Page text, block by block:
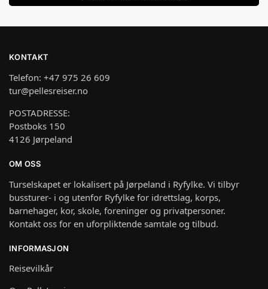
KONTAKT
Telefon: +47 975 26 609
tur@pellesreiser.no
POSTADRESSE:
Postboks 150
4126 Jørpeland
OM OSS
Turselskapet er lokalisert på Jørpeland i Ryfylke. Vi tilbyr
bussturer- i og utenfor Ryfylke for idrettslag, korps,
barnehager, kor, skole, foreninger og privatpersoner.
Kontakt oss for en uforpliktende samtale og tilbud.
INFORMASJON
Reisevilkår